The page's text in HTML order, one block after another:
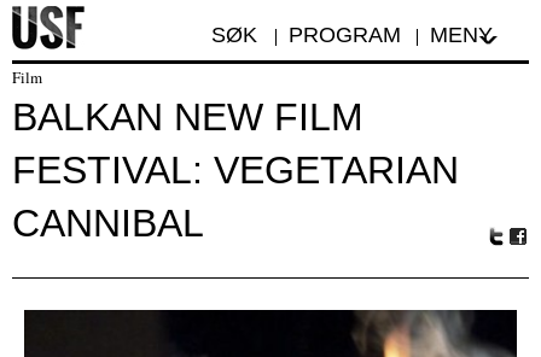
SØK PROGRAM MENY
Film
BALKAN NEW FILM
FESTIVAL: VEGETARIAN
CANNIBAL
r
oo